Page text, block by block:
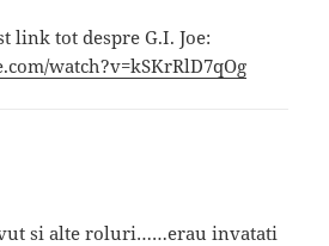
link tot despre G.I. Joe:
watch?v=kSKrRlD7qOg
si alte roluri……erau invatati